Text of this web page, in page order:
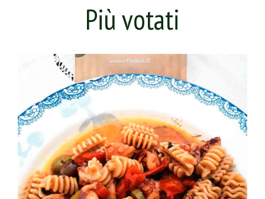
Più votati